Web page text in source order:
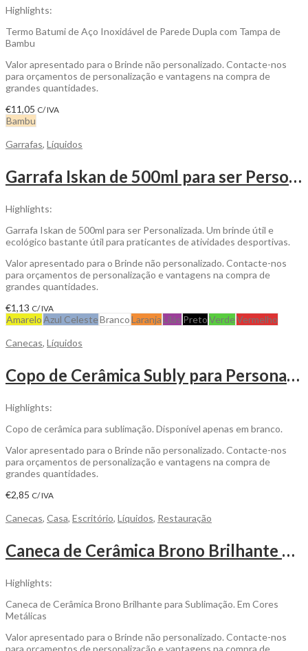
Highlights:
Termo Batumi de Aço Inoxidável de Parede Dupla com Tampa de
Bambu
Valor apresentado para o Brinde não personalizado. Contacte-nos
para orçamentos de personalização e vantagens na compra de
grandes quantidades.
€11,05 C/ IVA
Bambu
Garrafas, Líquidos
Garrafa Iskan de 500ml para ser Personalizada
Highlights:
Garrafa Iskan de 500ml para ser Personalizada. Um brinde útil e
ecológico bastante útil para praticantes de atividades desportivas.
Valor apresentado para o Brinde não personalizado. Contacte-nos
para orçamentos de personalização e vantagens na compra de
grandes quantidades.
€1,13 C/ IVA
AmareloAzul CelesteBrancoLaranja Lilás PretoVerdeVermelho
Canecas, Líquidos
Copo de Cerâmica Subly para Personalizar
Highlights:
Copo de cerâmica para sublimação. Disponível apenas em branco.
Valor apresentado para o Brinde não personalizado. Contacte-nos
para orçamentos de personalização e vantagens na compra de
grandes quantidades.
€2,85 C/ IVA
Canecas, Casa, Escritório, Líquidos, Restauração
Caneca de Cerâmica Brono Brilhante para Sublimação para Personalizar
Highlights:
Caneca de Cerâmica Brono Brilhante para Sublimação. Em Cores
Metálicas
Valor apresentado para o Brinde não personalizado. Contacte-nos